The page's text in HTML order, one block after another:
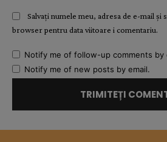
Salvați numele meu, adresa de e-mail și
browser pentru data viitoare i comentariu.
Notify me of follow-up comments by
Notify me of new posts by email.